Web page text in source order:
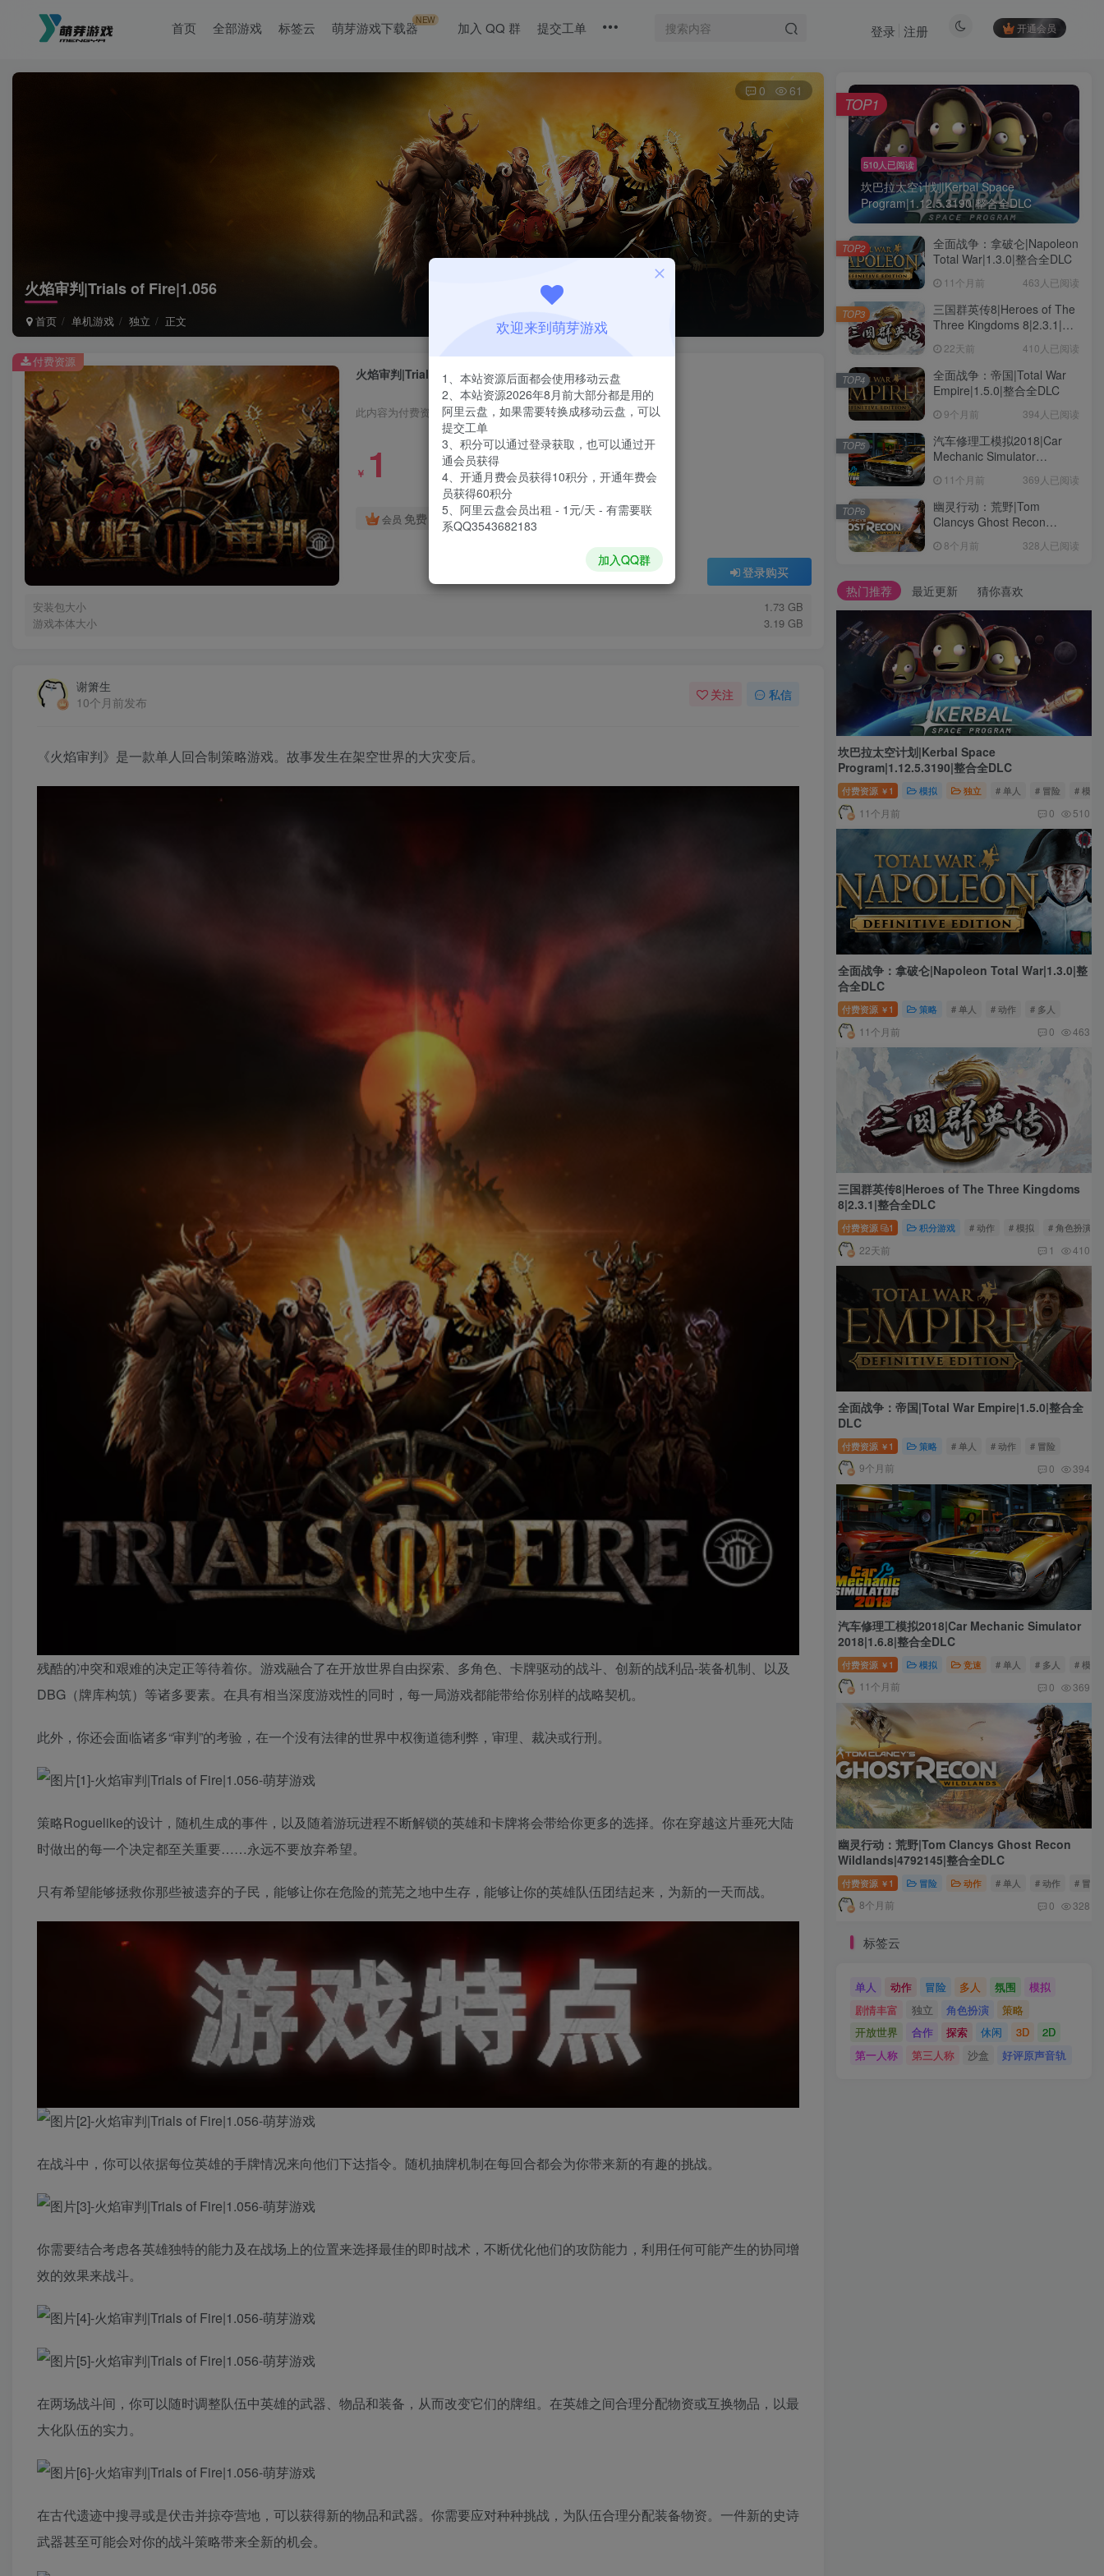
首页 全部游戏 标签云 萌芽游戏下载器NEW 加入 QQ 群 提交工单 开通会员
登录 注册
火焰审判|Trials of Fire|1.056
首页 单机游戏 独立 正文
0 61
火焰审判|Trials of Fire|1.056
此内容为付费资源，请付费后查看
￥ 1
会员 免费
登录购买
安装包大小
1.73 GB
游戏本体大小
3.19 GB
付费资源
谢箫生
10个月前发布
关注 私信
《火焰审判》是一款单人回合制策略游戏。故事发生在架空世界的大灾变后。
残酷的冲突和艰难的决定正等待着你。游戏融合了在开放世界自由探索、多角色、卡牌驱动的战斗、创新的战利品-装备机制、以及
DBG（牌库构筑）等诸多要素。在具有相当深度游戏性的同时，每一局游戏都能带给你别样的战略契机。
此外，你还会面临诸多“审判”的考验，在一个没有法律的世界中权衡道德利弊，审理、裁决或行刑。
策略Roguelike的设计，随机生成的事件，以及随着游玩进程不断解锁的英雄和卡牌将会带给你更多的选择。你在穿越这片垂死大陆
时做出的每一个决定都至关重要……永远不要放弃希望。
只有希望能够拯救你那些被遗弃的子民，能够让你在危险的荒芜之地中生存，能够让你的英雄队伍团结起来，为新的一天而战。
在战斗中，你可以依据每位英雄的手牌情况来向他们下达指令。随机抽牌机制在每回合都会为你带来新的有趣的挑战。
你需要结合考虑各英雄独特的能力及在战场上的位置来选择最佳的即时战术，不断优化他们的攻防能力，利用任何可能产生的协同增
效的效果来战斗。
在两场战斗间，你可以随时调整队伍中英雄的武器、物品和装备，从而改变它们的牌组。在英雄之间合理分配物资或互换物品，以最
大化队伍的实力。
在古代遗迹中搜寻或是伏击并掠夺营地，可以获得新的物品和武器。你需要应对种种挑战，为队伍合理分配装备物资。一件新的史诗
武器甚至可能会对你的战斗策略带来全新的机会。
510人已阅读
坎巴拉太空计划|Kerbal Space
Program|1.12.5.3190|整合全DLC
TOP1
全面战争：拿破仑|Napoleon
Total War|1.3.0|整合全DLC
11个月前 463人已阅读
TOP2
三国群英传8|Heroes of The
Three Kingdoms 8|2.3.1|整
22天前 410人已阅读
TOP3
全面战争：帝国|Total War
Empire|1.5.0|整合全DLC
9个月前 394人已阅读
TOP4
汽车修理工模拟2018|Car
Mechanic Simulator
11个月前 369人已阅读
TOP5
幽灵行动：荒野|Tom
Clancys Ghost Recon
DLC8个月前 328人已阅读
TOP6
热门推荐 最近更新 猜你喜欢
坎巴拉太空计划|Kerbal Space
Program|1.12.5.3190|整合全DLC
付费资源 ￥ 1 模拟 独立 # 单人 # 冒险 # 模拟
11个月前 0 510
全面战争：拿破仑|Napoleon Total War|1.3.0|整
合全DLC
付费资源 ￥ 1 策略 # 单人 # 动作 # 多人
11个月前 0 463
三国群英传8|Heroes of The Three Kingdoms
8|2.3.1|整合全DLC
付费资源 1 积分游戏 # 动作 # 模拟 # 角色扮演
22天前 1 410
全面战争：帝国|Total War Empire|1.5.0|整合全
DLC
付费资源 ￥ 1 策略 # 单人 # 动作 # 冒险
9个月前 0 394
汽车修理工模拟2018|Car Mechanic Simulator
2018|1.6.8|整合全DLC
付费资源 ￥ 1 模拟 竞速 # 单人 # 多人 # 模拟
11个月前 0 369
幽灵行动：荒野|Tom Clancys Ghost Recon
Wildlands|4792145|整合全DLC
付费资源 ￥ 1 冒险 动作 # 单人 # 动作 # 冒险
8个月前 0 328
标签云
单人 动作 冒险 多人 氛围
模拟
剧情丰富
独立 角色扮演
策略
开放世界
合作 探索 休闲 3D
2D
第一人称
第三人称 沙盒 好评原声音轨
欢迎来到萌芽游戏
1、本站资源后面都会使用移动云盘
2、本站资源2026年8月前大部分都是用的
阿里云盘，如果需要转换成移动云盘，可以
提交工单
3、积分可以通过登录获取，也可以通过开
通会员获得
4、开通月费会员获得10积分，开通年费会
员获得60积分
5、阿里云盘会员出租 - 1元/天 - 有需要联
系QQ3543682183
加入QQ群